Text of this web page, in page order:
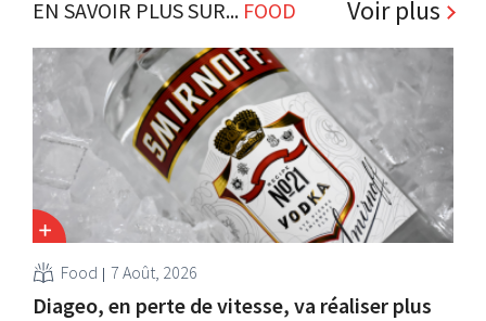
EN SAVOIR PLUS SUR... FOOD Voir plus
Food 7 Août, 2026
Diageo, en perte de vitesse, va réaliser plus